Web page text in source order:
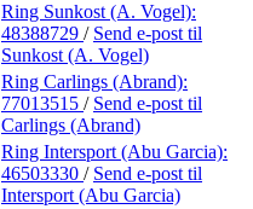
Ring Sunkost (A. Vogel):
48388729 / Send e-post til
Sunkost (A. Vogel)
Ring Carlings (Abrand):
77013515 / Send e-post til
Carlings (Abrand)
Ring Intersport (Abu Garcia):
46503330 / Send e-post til
Intersport (Abu Garcia)